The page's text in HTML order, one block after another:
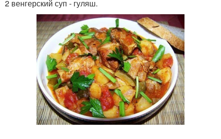
2 венгерский суп - гуляш.